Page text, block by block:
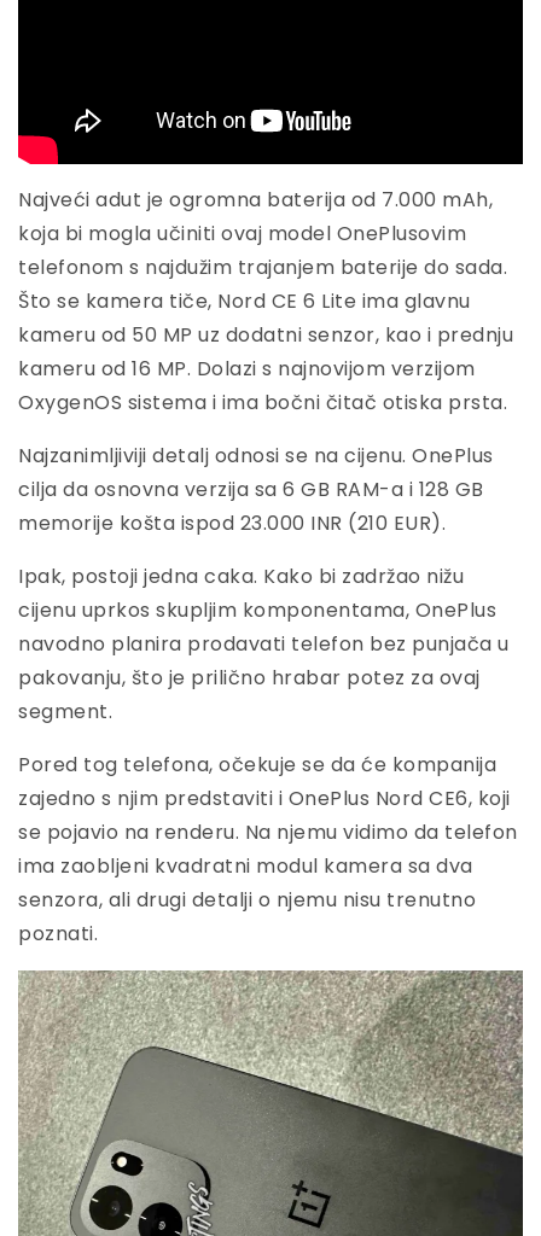
Najveći adut je ogromna baterija od 7.000 mAh,
koja bi mogla učiniti ovaj model OnePlusovim
telefonom s najdužim trajanjem baterije do sada.
Što se kamera tiče, Nord CE 6 Lite ima glavnu
kameru od 50 MP uz dodatni senzor, kao i prednju
kameru od 16 MP. Dolazi s najnovijom verzijom
OxygenOS sistema i ima bočni čitač otiska prsta.
Najzanimljiviji detalj odnosi se na cijenu. OnePlus
cilja da osnovna verzija sa 6 GB RAM-a i 128 GB
memorije košta ispod 23.000 INR (210 EUR).
Ipak, postoji jedna caka. Kako bi zadržao nižu
cijenu uprkos skupljim komponentama, OnePlus
navodno planira prodavati telefon bez punjača u
pakovanju, što je prilično hrabar potez za ovaj
segment.
Pored tog telefona, očekuje se da će kompanija
zajedno s njim predstaviti i OnePlus Nord CE6, koji
se pojavio na renderu. Na njemu vidimo da telefon
ima zaobljeni kvadratni modul kamera sa dva
senzora, ali drugi detalji o njemu nisu trenutno
poznati.